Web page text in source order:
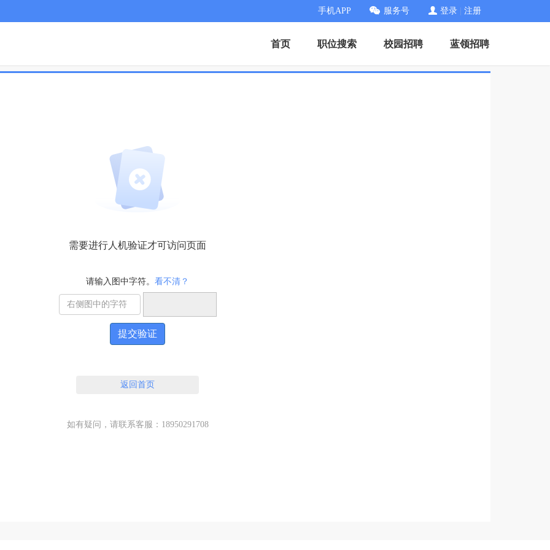
手机APP 服务号 登录 注册
首页 职位搜索 校园招聘 蓝领招聘
需要进行人机验证才可访问页面
请输入图中字符。 看不清？
提交验证
返回首页
如有疑问，请联系客服：18950291708